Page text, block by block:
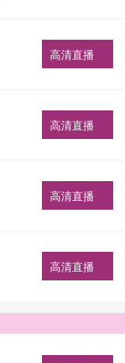
高清直播
高清直播
高清直播
高清直播